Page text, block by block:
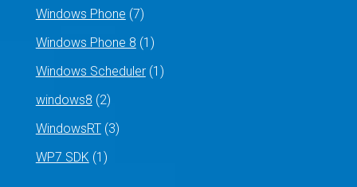
Windows Phone (7)
Windows Phone 8 (1)
Windows Scheduler(1)
windows8 (2)
WindowsRT(3)
WP7 SDK (1)